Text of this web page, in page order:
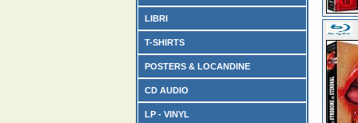
LIBRI
T-SHIRTS
POSTERS & LOCANDINE
CD AUDIO
LP - VINYL